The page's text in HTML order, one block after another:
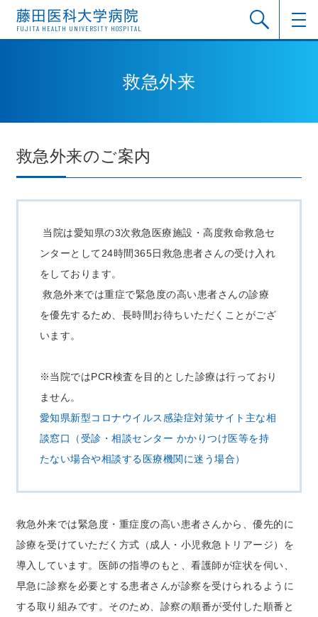
FUJITA HEALTH UNIVERSITY HOSPITAL
救急外来
救急外来のご案内
当院は愛知県の3次救急医療施設・高度救命救急セ
ンターとして24時間365日救急患者さんの受け入れ
をしております。
救急外来では重症で緊急度の高い患者さんの診療
を優先するため、長時間お待ちいただくことがござ
います。
※当院ではPCR検査を目的とした診療は行っており
ません。
愛知県新型コロナウイルス感染症対策サイト主な相
談窓口（受診・相談センター かかりつけ医等を持
たない場合や相談する医療機関に迷う場合）
救急外来では緊急度・重症度の高い患者さんから、優先的に
診療を受けていただく方式（成人・小児救急トリアージ）を
導入しています。
医師の指導のもと、看護師が症状を伺い、
早急に診察を必要とする患者さんが診察を受けられるように
する取り組みです。そのため、診察の順番が受付した順番と